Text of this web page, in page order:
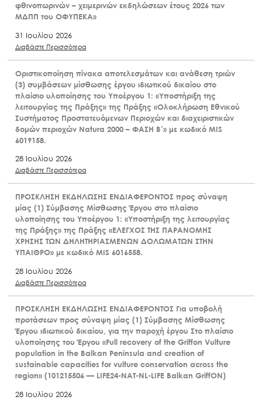
φθινοπωρινών – χειμερινών εκδηλώσεων έτους 2026 των
ΜΔΠΠ του ΟΦΥΠΕΚΑ»
31 Ιουλίου 2026
Διαβάστε Περισσότερα
Οριστικοποίηση πίνακα αποτελεσμάτων και ανάθεση τριών
(3) συμβάσεων μίσθωσης έργου ιδιωτικού δικαίου στο
πλαίσιο υλοποίησης του Υποέργου 1: «Υποστήριξη της
λειτουργίας της Πράξης» της Πράξης «Ολοκλήρωση Εθνικού
Συστήματος Προστατευόμενων Περιοχών και διαχειριστικών
δομών περιοχών Natura 2000 – ΦΑΣΗ Β’» με κωδικό MIS
6019158.
28 Ιουλίου 2026
Διαβάστε Περισσότερα
ΠΡΟΣΚΛΗΣΗ ΕΚΔΗΛΩΣΗΣ ΕΝΔΙΑΦΕΡΟΝΤΟΣ προς σύναψη
μίας (1) Σύμβασης Μίσθωσης Έργου στο πλαίσιο
υλοποίησης του Υποέργου 1: «Υποστήριξη της λειτουργίας
της Πράξης» της Πράξης «ΕΛΕΓΧΟΣ ΤΗΣ ΠΑΡΑΝΟΜΗΣ
ΧΡΗΣΗΣ ΤΩΝ ΔΗΛΗΤΗΡΙΑΣΜΕΝΩΝ ΔΟΛΩΜΑΤΩΝ ΣΤΗΝ
ΥΠΑΙΘΡΟ» με κωδικό MIS 6016558.
28 Ιουλίου 2026
Διαβάστε Περισσότερα
ΠΡΟΣΚΛΗΣΗ ΕΚΔΗΛΩΣΗΣ ΕΝΔΙΑΦΕΡΟΝΤΟΣ Για υποβολή
προτάσεων προς σύναψη μίας (1) Σύμβασης Μίσθωσης
Έργου ιδιωτικού δικαίου, για την παροχή έργου Στο πλαίσιο
υλοποίησης του Έργου «Full recovery of the Griffon Vulture
population in the Balkan Peninsula and creation of
sustainable capacities for vulture conservation across the
region» (101215506 — LIFE24-NAT-NL-LIFE Balkan GriffON)
28 Ιουλίου 2026